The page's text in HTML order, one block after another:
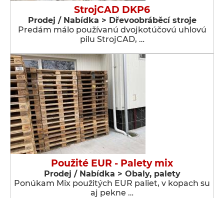
StrojCAD DKP6
Prodej / Nabídka > Dřevoobráběcí stroje
Predám málo používanú dvojkotúčovú uhlovú
pilu StrojCAD, …
Použité EUR - Palety mix
Prodej / Nabídka > Obaly, palety
Ponúkam Mix použitých EUR paliet, v kopach su
aj pekne …